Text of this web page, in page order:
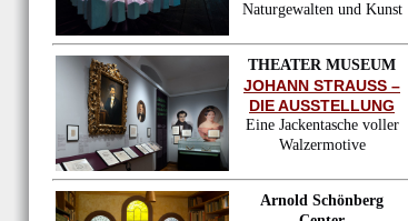
Naturgewalten und Kunst
THEATER MUSEUM
JOHANN STRAUSS –
DIE AUSSTELLUNG
Eine Jackentasche voller
Walzermotive
Arnold Schönberg